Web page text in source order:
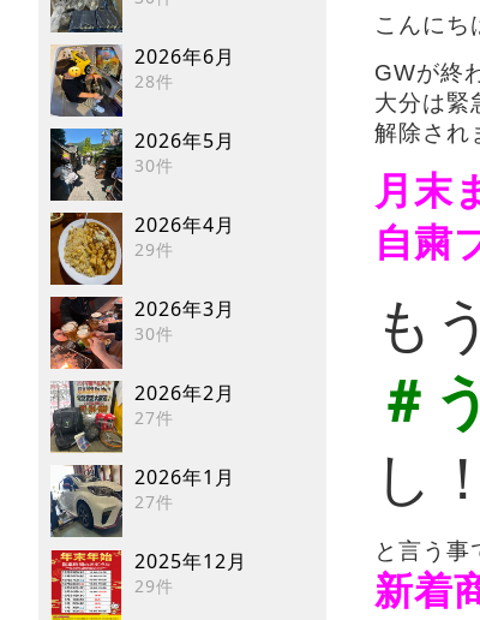
2026年6月
28件
2026年5月
30件
2026年4月
29件
2026年3月
30件
2026年2月
27件
2026年1月
27件
2025年12月
29件
こんにち
GWが終
大分は緊
解除され
月末
自粛
も
＃
し
と言う事
新着